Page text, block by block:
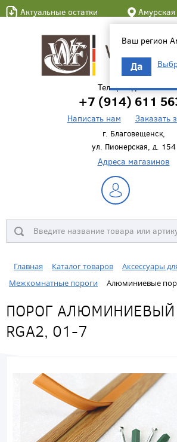
Актуальные остатки Амурская
Ваш регион
Да
Телефон для связи
+7 (914) 611
Написать нам Заказать
г. Благовещенск,
ул. Пионерская, д. 154
Адреса магазинов
Главная Каталог товаров
Аксессуары
Межкомнатные пороги
Алюминиевые
ПОРОГ АЛЮМИНИЕВЫЙ
RGA2, 01-7